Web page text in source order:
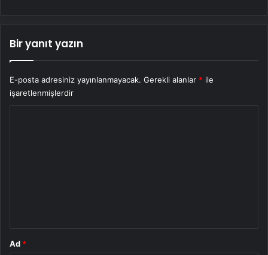
Bir yanıt yazın
E-posta adresiniz yayınlanmayacak. Gerekli alanlar * ile
işaretlenmişlerdir
Ad *